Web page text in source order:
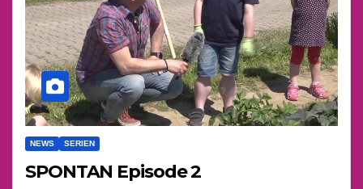
NEWS SERIEN
SPONTAN Episode 2